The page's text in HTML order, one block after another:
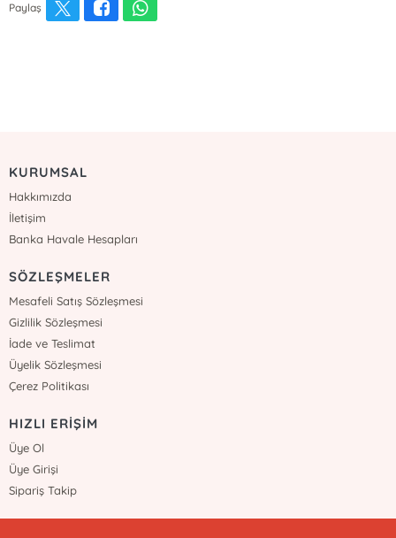
Paylaş
KURUMSAL
Hakkımızda
İletişim
Banka Havale Hesapları
SÖZLEŞMELER
Mesafeli Satış Sözleşmesi
Gizlilik Sözleşmesi
İade ve Teslimat
Üyelik Sözleşmesi
Çerez Politikası
HIZLI ERİŞİM
Üye Ol
Üye Girişi
Sipariş Takip